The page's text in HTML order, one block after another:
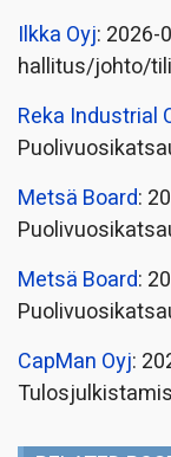
Ilkka Oyj: 2026-
hallitus/johto/
Reka Industrial
Metsä Board:
Metsä Board:
CapMan Oyj: